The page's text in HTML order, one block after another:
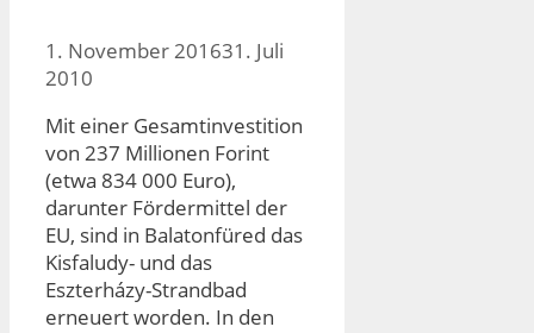
1. November 201631. Juli
2010
Mit einer Gesamtinvestition
von 237 Millionen Forint
(etwa 834 000 Euro),
darunter Fördermittel der
EU, sind in Balatonfüred das
Kisfaludy- und das
Eszterházy-Strandbad
erneuert worden. In den